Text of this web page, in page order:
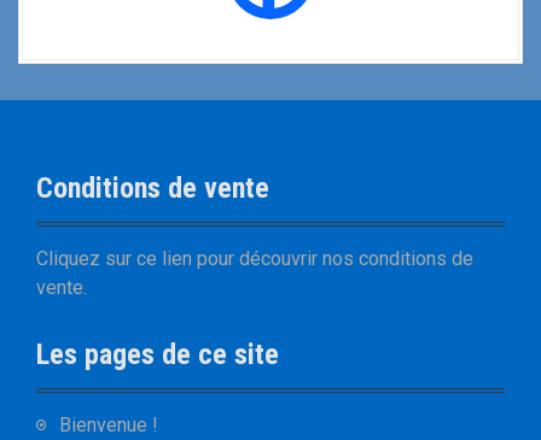
Conditions de vente
Cliquez sur ce lien pour découvrir nos conditions de
vente.
Les pages de ce site
Bienvenue !